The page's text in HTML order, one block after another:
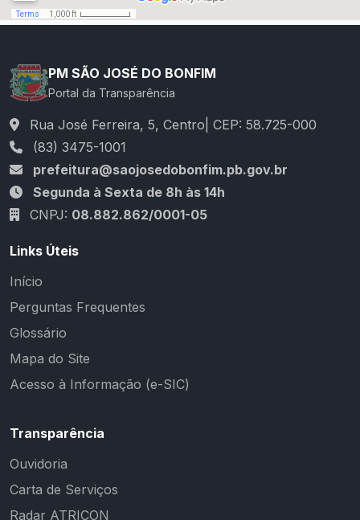
PM SÃO JOSÉ DO BONFIM
Portal da Transparência
Rua José Ferreira, 5, Centro| CEP: 58.725-000
(83) 3475-1001
prefeitura@saojosedobonfim.pb.gov.br
Segunda à Sexta de 8h às 14h
CNPJ: 08.882.862/0001-05
Links Úteis
Início
Perguntas Frequentes
Glossário
Mapa do Site
Acesso à Informação (e-SIC)
Transparência
Ouvidoria
Carta de Serviços
Radar ATRICON